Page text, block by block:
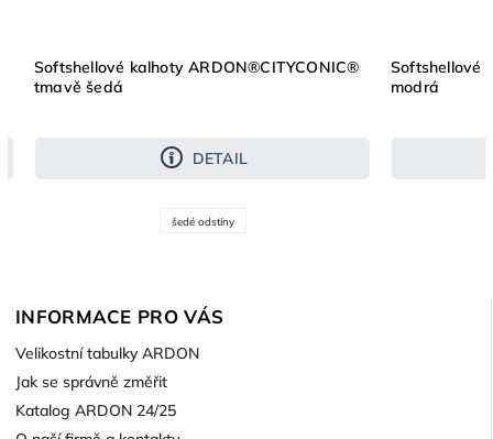
Softshellové kalhoty ARDON®CITYCONIC®
tmavě šedá
DETAIL
šedé odstíny
Softshellové
modrá
INFORMACE PRO VÁS
Velikostní tabulky ARDON
Jak se správně změřit
Katalog ARDON 24/25